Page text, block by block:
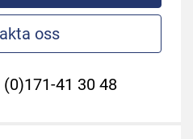
oss
(0)171-41 30 48